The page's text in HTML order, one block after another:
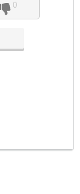
0